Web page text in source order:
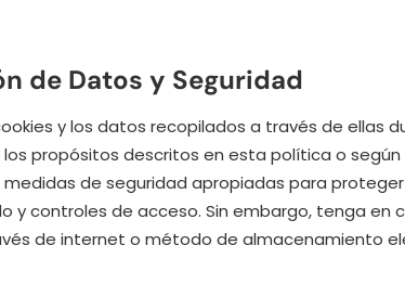
de Datos y Seguridad
y los datos recopilados a través de ellas
propósitos descritos en esta política o según
de seguridad apropiadas para
y controles de acceso. Sin embargo, tenga en
de internet o método de almacenamiento